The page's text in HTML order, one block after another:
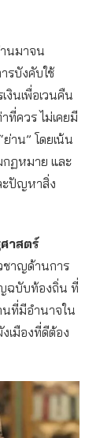
นมาจน
รบังคับใช้
งินเพื่อเวนคืน
ที่ควร ไม่เคยมี
าน” โดยเน้น
กฏหมาย และ
ะปัญหาสิ่ง
าสตร์
ชาญด้านการ
ญฉบับท้องถิ่น ที่
นที่มีอำนาจใน
เมืองที่ดีต้อง